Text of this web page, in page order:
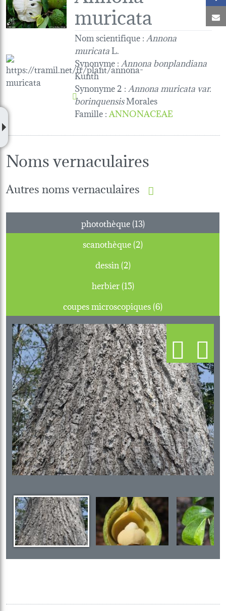
muricata
Nom scientifique : Annona
muricataL.
Synonyme : Annona bonplandiana
Kunth
Synonyme 2 : Annona muricata var.
borinquensisMorales
Famille:ANNONACEAE
Noms vernaculaires
Autres noms vernaculaires
photothèque (13)
scanothèque (2)
dessin (2)
herbier (15)
coupes microscopiques (6)
Previous Next